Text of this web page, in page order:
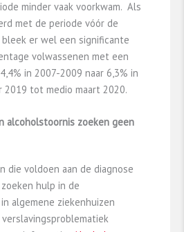
minder vaak voorkwam. Als
met de periode vóór de
bleek er wel een significante
volwassenen met een
in 2007-2009 naar 6,3% in
2019 tot medio maart 2020.
alcoholstoornis zoeken geen
die voldoen aan de diagnose
hulp in de
algemene ziekenhuizen